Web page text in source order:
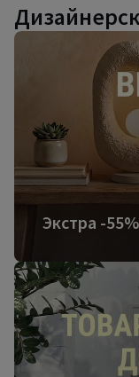
Экстра -
Экстра
Экстра
-55%
по
коду
5525